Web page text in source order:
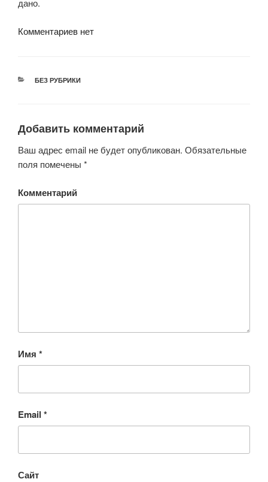
дано.
Комментариев нет
РУБРИКИ
БЕЗ РУБРИКИ
Добавить комментарий
Ваш адрес email не будет опубликован. Обязательные
поля помечены *
Комментарий
Имя *
Email *
Сайт